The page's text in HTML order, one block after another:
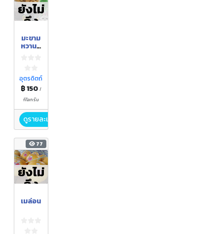
ยังไม่
ถึง
ฤดูกา
ล
มะขาม
หวานสี
อุตรดิตถ์
฿ 150 /
กิโลกรัม
ดูรายละเอียด
77
ยังไม่
ถึง
ฤดูกา
ล
เมล่อน